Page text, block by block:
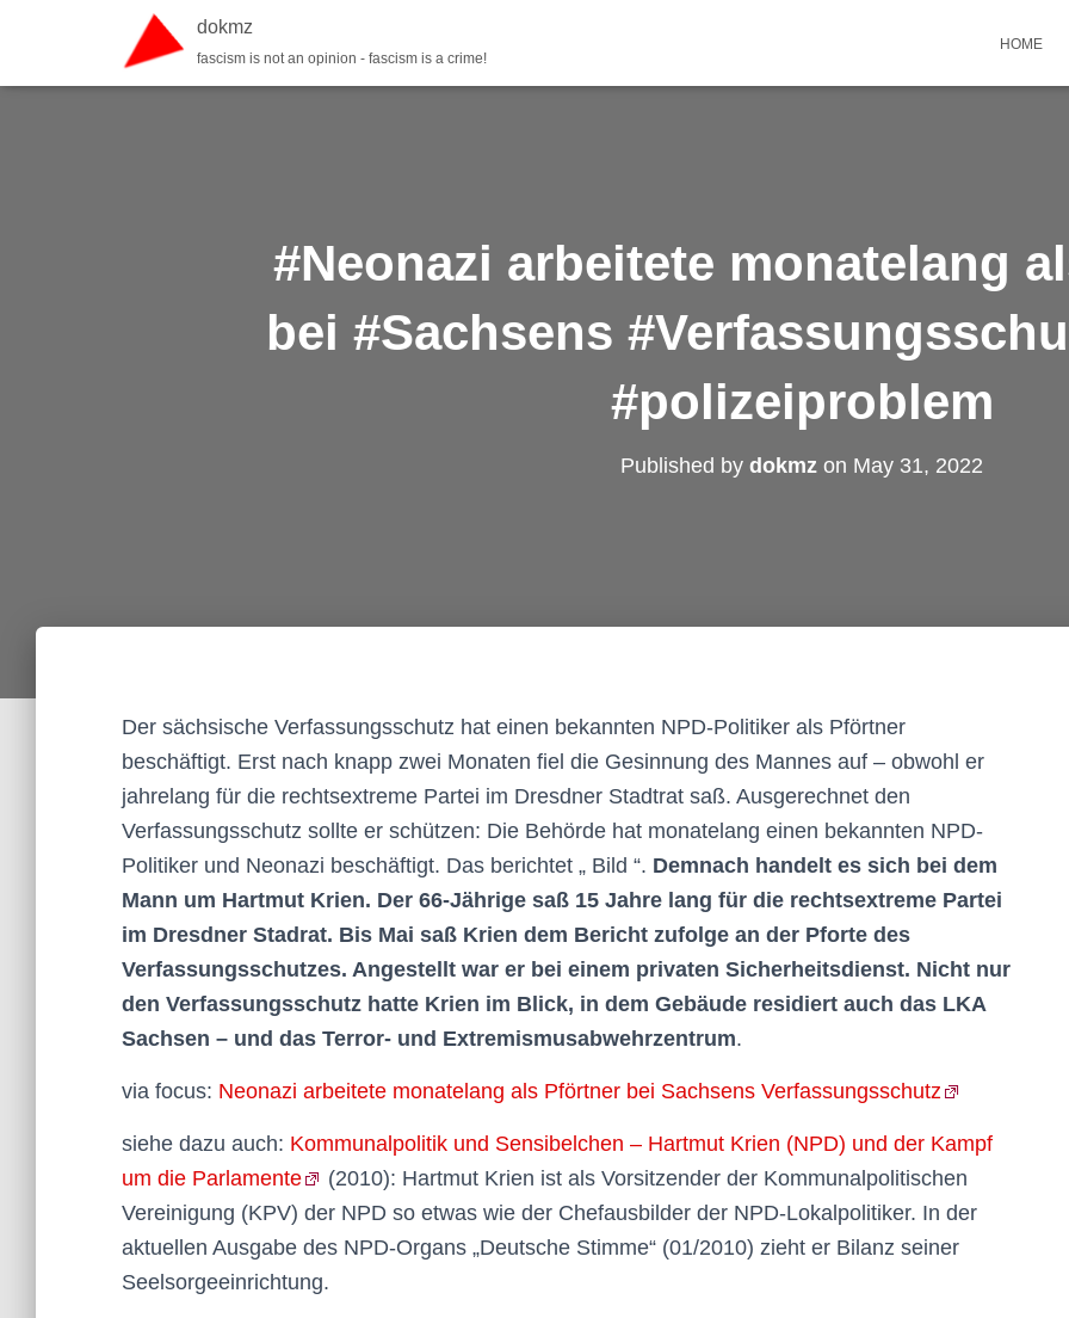
dokmz
fascism is not an opinion - fascism is a crime!
HOME
#Neonazi arbeitete monatelang
bei #Sachsens
#polizeiproblem
Published by dokmz on May 31, 2022
Der sächsische Verfassungsschutz hat einen bekannten NPD-Politiker als Pförtner
beschäftigt. Erst nach knapp zwei Monaten fiel die Gesinnung des Mannes auf – obwohl er
jahrelang für die rechtsextreme Partei im Dresdner Stadtrat saß. Ausgerechnet den
Verfassungsschutz sollte er schützen: Die Behörde hat monatelang einen bekannten NPD-
Politiker und Neonazi beschäftigt. Das berichtet „ Bild “. Demnach handelt es sich bei dem
Mann um Hartmut Krien. Der 66-Jährige saß 15 Jahre lang für die rechtsextreme Partei
im Dresdner Stadrat. Bis Mai saß Krien dem Bericht zufolge an der Pforte des
Verfassungsschutzes. Angestellt war er bei einem privaten Sicherheitsdienst. Nicht nur
den Verfassungsschutz hatte Krien im Blick, in dem Gebäude residiert auch das LKA
Sachsen – und das Terror- und Extremismusabwehrzentrum.
via focus: Neonazi arbeitete monatelang als Pförtner bei Sachsens Verfassungsschutz
siehe dazu auch: Kommunalpolitik und Sensibelchen – Hartmut Krien (NPD) und der Kampf
um die Parlamente
(2010): Hartmut Krien ist als Vorsitzender der Kommunalpolitischen
Vereinigung (KPV) der NPD so etwas wie der Chefausbilder der NPD-Lokalpolitiker. In der
aktuellen Ausgabe des NPD-Organs „Deutsche Stimme“ (01/2010) zieht er Bilanz seiner
Seelsorgeeinrichtung.